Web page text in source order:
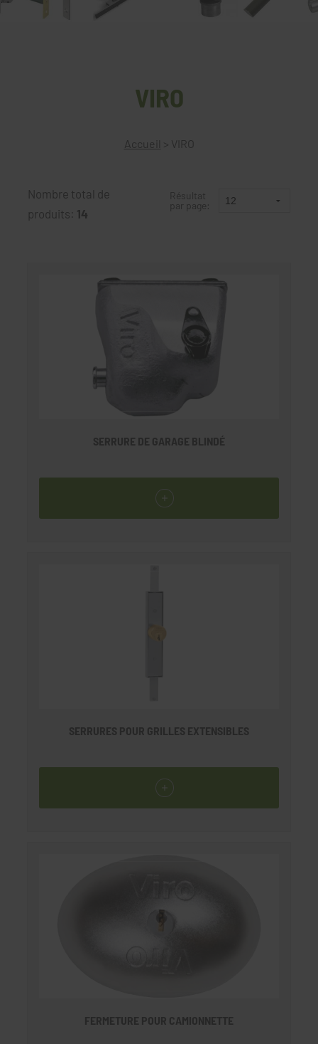
VIRO
Accueil > VIRO
Nombre total de
produits: 14
Résultat
par page:
SERRURE DE GARAGE BLINDÉ
SERRURES POUR GRILLES EXTENSIBLES
FERMETURE POUR CAMIONNETTE